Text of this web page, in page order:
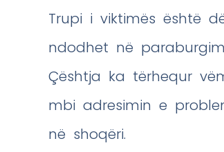
Trupi i viktimës është
ndodhet në
Çështja ka tërhequr
mbi adresimin e
në shoqëri.